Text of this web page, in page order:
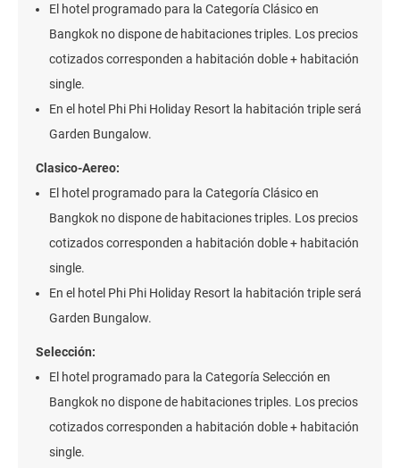
El hotel programado para la Categoría Clásico en
Bangkok no dispone de habitaciones triples. Los precios
cotizados corresponden a habitación doble + habitación
single.
En el hotel Phi Phi Holiday Resort la habitación triple será
Garden Bungalow.
Clasico-Aereo:
El hotel programado para la Categoría Clásico en
Bangkok no dispone de habitaciones triples. Los precios
cotizados corresponden a habitación doble + habitación
single.
En el hotel Phi Phi Holiday Resort la habitación triple será
Garden Bungalow.
Selección:
El hotel programado para la Categoría Selección en
Bangkok no dispone de habitaciones triples. Los precios
cotizados corresponden a habitación doble + habitación
single.